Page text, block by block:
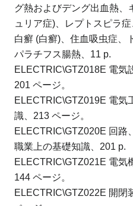
グ熱およびデング出血熱、
ュリア症)、レプトスピラ
白癬 (白癬)、住血吸虫症、
パラチフス腸熱、11 p.
ELECTRIC\GTZ018E 電気
201 ページ。
ELECTRIC\GTZ019E 電気
識、213 ページ。
ELECTRIC\GTZ020E 回路
職業上の基礎知識、201 p.
ELECTRIC\GTZ021E 電気
144 ページ。
ELECTRIC\GTZ022E 開閉